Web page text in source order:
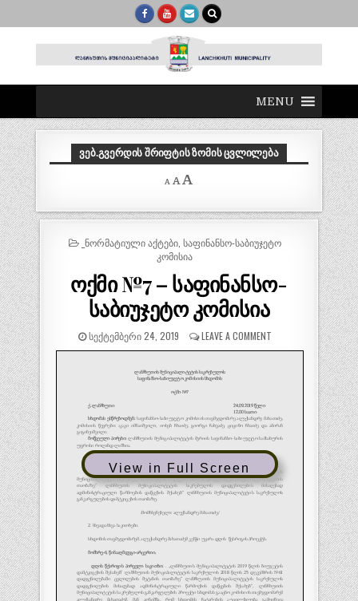
MENU
ᲕᲔᲑ.ᲒᲕᲔᲠᲓᲘᲡ ᲨᲠᲘᲤᲢᲘᲡ ᲖᲝᲛᲘᲡ ᲪᲕᲚᲘᲚᲔᲑᲐ
A
Decrease
font
A Reset
A
size.
POSTED
_ᲜᲝᲠᲛᲐᲢᲘᲣᲚᲘ ᲐᲥᲢᲔᲑᲘ, ᲡᲐᲤᲘᲜᲐᲜᲡᲝ-ᲡᲐᲑᲘᲣᲯᲔᲢᲝ
ᲙᲝᲛᲘᲡᲘᲐ
ოქმი №7 – საფინანსო-
საბიუჯეტო კომისია
ᲡᲔᲥᲢᲔᲛᲑᲔᲠᲘ 24, 2019 LEAVE A COMMENT
View in Full Screen